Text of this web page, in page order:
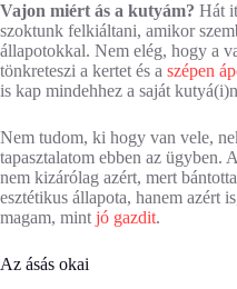
Vajon miért ás a kutyám? Hát
szoktunk felkiáltani, amikor
állapotokkal. Nem elég, hogy a
tönkreteszi a kertet és a szépen
is kap mindehhez a saját
Nem tudom, ki hogy van vele,
tapasztalatom ebben az ügyben.
nem kizárólag azért, mert
esztétikus állapota, hanem azért
magam, mint jó gazdit.
Az ásás okai